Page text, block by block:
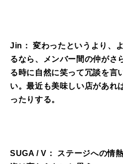
Jin： 変わったというより、
るなら、メンバー間の仲がさ
る時に自然に笑って冗談を言
い。最近も美味しい店があれ
ったりする。
SUGA / V： ステージへの情